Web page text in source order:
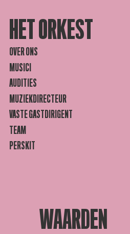
HET ORKEST
OVER ONS
MUSICI
AUDITIES
MUZIEKDIRECTEUR
VASTE GASTDIRIGENT
TEAM
PERSKIT
WAARDEN